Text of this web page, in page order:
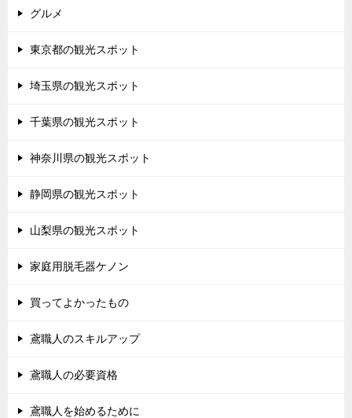
グルメ
東京都の観光スポット
埼玉県の観光スポット
千葉県の観光スポット
神奈川県の観光スポット
静岡県の観光スポット
山梨県の観光スポット
家庭用脱毛器ケノン
買ってよかったもの
鳶職人のスキルアップ
鳶職人の必要資格
鳶職人を始めるために